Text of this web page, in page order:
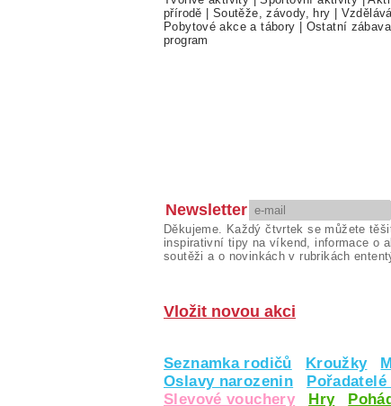
přírodě
Soutěže, závody, hry
Pobytové akce a tábory
Ostatní zábava
program
Newsletter
Děkujeme. Každý čtvrtek se můžete
inspirativní tipy na víkend, informace o
soutěži a o novinkách v rubrikách
Vložit novou akci
Seznamka rodičů Kroužky
Oslavy narozenin
Slevové vouchery
Hry